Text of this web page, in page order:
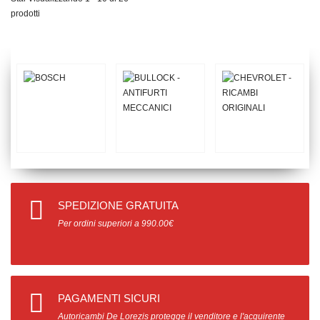
prodotti
SPEDIZIONE GRATUITA
Per ordini superiori a 990.00€
PAGAMENTI SICURI
Autoricambi De Lorezis protegge il venditore e l'acquirente